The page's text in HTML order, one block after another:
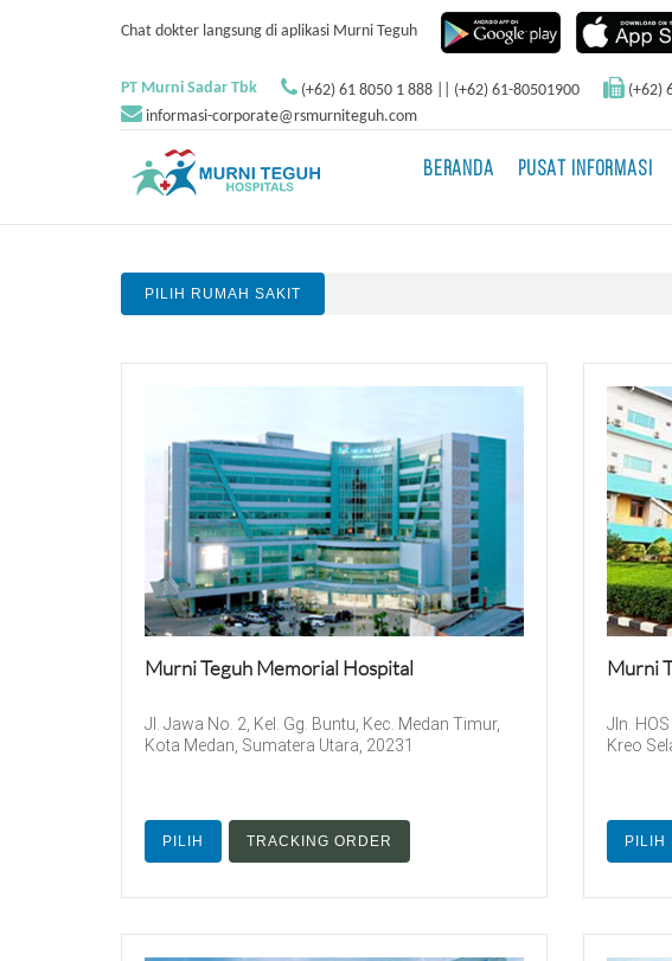
Chat dokter langsung di aplikasi Murni Teguh
PT Murni Sadar Tbk (+62) 61 8050 1 888 || (+62) 61-80501900
(+62)
informasi-corporate@rsmurniteguh.com
BERANDA PUSAT INFORMASI
PILIH RUMAH SAKIT
Murni Teguh Memorial Hospital
Jl. Jawa No. 2, Kel. Gg. Buntu, Kec. Medan Timur,
Kota Medan, Sumatera Utara, 20231
PILIH TRACKING ORDER
Murni
Jln.
Kreo
PILIH